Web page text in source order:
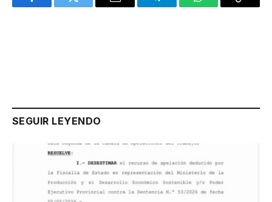
FacebookTwitter Email TelegramWhatsAppCopy
SEGUIR LEYENDO